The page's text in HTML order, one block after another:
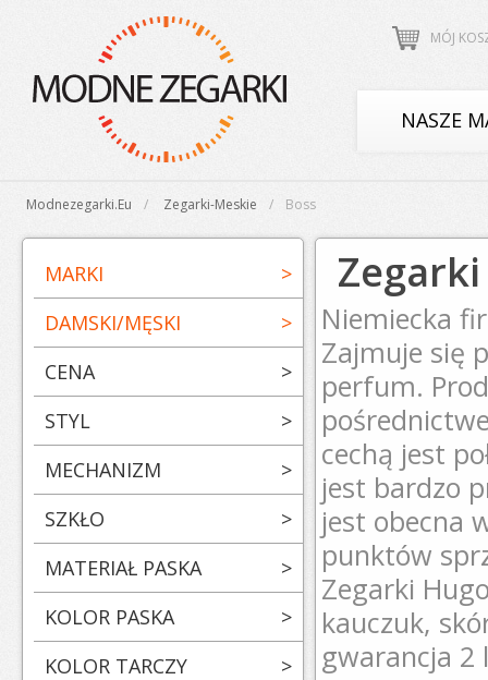
MÓJ
NASZE
Modnezegarki.eu Zegarki-Meskie Boss
MARKI
>
DAMSKI/MĘSKI
>
CENA
>
STYL
>
MECHANIZM
>
SZKŁO
>
MATERIAŁ PASKA
>
KOLOR PASKA
>
KOLOR TARCZY
>
Niemiecka
Zajmuje się
perfum.
cechą jest
jest bardzo
jest obecna
punktów
Zegarki
kauczuk,
gwarancja 2